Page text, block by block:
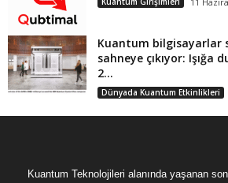
Kuantum bilgisayarlar
sahneye çıkıyor: Işığa
2...
Dünyada Kuantum Etkinlikleri
Kuantum Teknolojileri alanında yaşanan